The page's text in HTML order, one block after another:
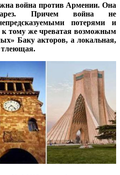
война против Армении. Она
Причем война не
потерями и
к тому же чреватая возможным
Баку акторов, а локальная,
тлеющая.